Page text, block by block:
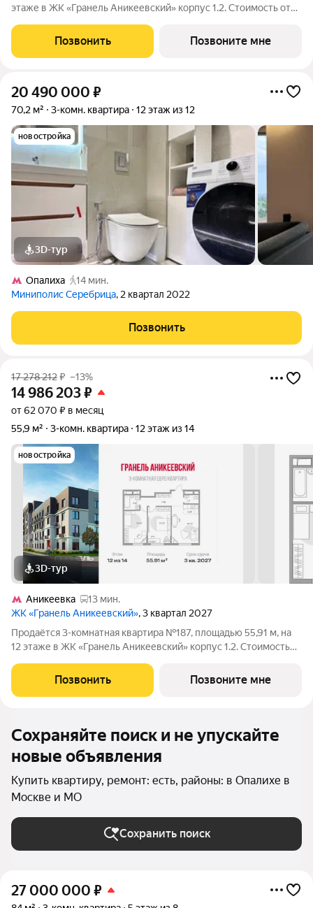
этаже в ЖК «Гранель Аникеевский» корпус 1.2. Стоимость от
односторонняя, окна на улицу. Проект расположился в
экологически чистом районе
Позвонить Позвоните мне
20 490 000 ₽
70,2 м² 3-комн. квартира 12 этаж из 12
новостройка
3D-тур
Опалиха
14 мин.
Миниполис Серебрица, 2 квартал 2022
Позвонить
17 278 212₽ –13%
14 986 203₽
от 62 070 ₽ в месяц
55,9 м²
3-комн. квартира 12 этаж из 14
новостройка
3D-тур
Аникеевка
13 мин.
ЖК «Гранель Аникеевский», 3 квартал 2027
Продаётся 3-комнатная квартира №187, площадью 55,91 м, на
12 этаже в ЖК «Гранель Аникеевский» корпус 1.2. Стоимость
односторонняя, окна во двор. Проект расположился в
экологически чистом районе
Позвонить Позвоните мне
Сохраняйте поиск и не упускайте
новые объявления
Купить квартиру, ремонт: есть, районы: в Опалихе в
Москве и МО
Сохранить поиск
27 000 000 ₽